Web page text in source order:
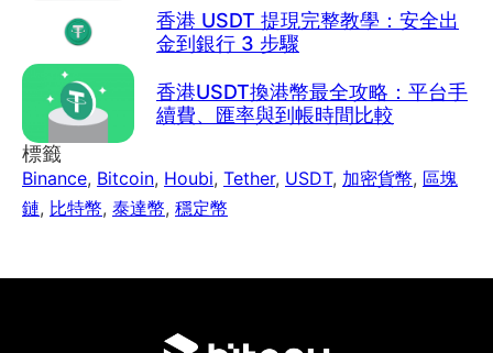
香港 USDT 提現完整教學：安全出
金到銀行 3 步驟
香港USDT換港幣最全攻略：平台手
續費、匯率與到帳時間比較
標籤
Binance, Bitcoin, Houbi, Tether, USDT, 加密貨幣, 區塊
鏈, 比特幣, 泰達幣, 穩定幣